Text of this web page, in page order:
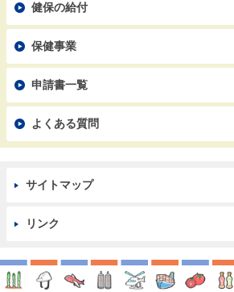
健保の給付
保健事業
申請書一覧
よくある質問
サイトマップ
リンク